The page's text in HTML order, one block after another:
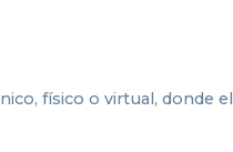
físico o virtual, donde el